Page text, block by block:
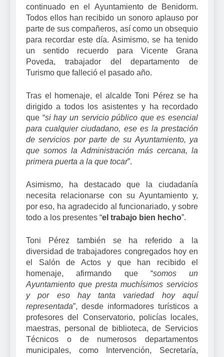
continuado en el Ayuntamiento de Benidorm.
Todos ellos han recibido un sonoro aplauso por
parte de sus compañeros, así como un obsequio
para recordar este día. Asimismo, se ha tenido
un sentido recuerdo para Vicente Grana
Poveda, trabajador del departamento de
Turismo que falleció el pasado año.
Tras el homenaje, el alcalde Toni Pérez se ha
dirigido a todos los asistentes y ha recordado
que “si hay un servicio público que es esencial
para cualquier ciudadano, ese es la prestación
de servicios por parte de su Ayuntamiento, ya
que somos la Administración más cercana, la
primera puerta a la que tocar”.
Asimismo, ha destacado que la ciudadanía
necesita relacionarse con su Ayuntamiento y,
por eso, ha agradecido al funcionariado, y sobre
todo a los presentes “el trabajo bien hecho”.
Toni Pérez también se ha referido a la
diversidad de trabajadores congregados hoy en
el Salón de Actos y que han recibido el
homenaje, afirmando que “somos un
Ayuntamiento que presta muchísimos servicios
y por eso hay tanta variedad hoy aquí
representada”, desde informadores turísticos a
profesores del Conservatorio, policías locales,
maestras, personal de biblioteca, de Servicios
Técnicos o de numerosos departamentos
municipales, como Intervención, Secretaría,